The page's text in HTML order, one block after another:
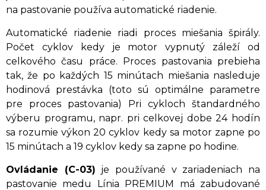
na pastovanie používa automatické riadenie.
Automatické riadenie riadi proces miešania špirály.
Počet cyklov kedy je motor vypnutý záleží od
celkového času práce. Proces pastovania prebieha
tak, že po každých 15 minútach miešania nasleduje
hodinová prestávka (toto sú optimálne parametre
pre proces pastovania) Pri cykloch štandardného
výberu programu, napr. pri celkovej dobe 24 hodín
sa rozumie výkon 20 cyklov kedy sa motor zapne po
15 minútach a 19 cyklov kedy sa zapne po hodine.
Ovládanie (C-03) je používané v zariadeniach na
pastovanie medu Línia PREMIUM má zabudované